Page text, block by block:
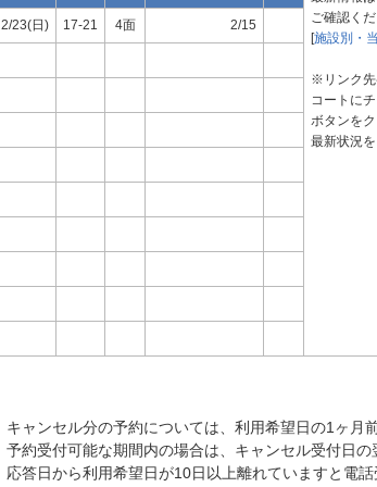
ご確認くだ
[施設別・
※リンク先
コートに
ボタンを
最新状況を
2/23(日) 17-21 4面 2/15
キャンセル分の予約については、利用希望日の1ヶ月
予約受付可能な期間内の場合は、キャンセル受付日の
応答日から利用希望日が10日以上離れていますと電